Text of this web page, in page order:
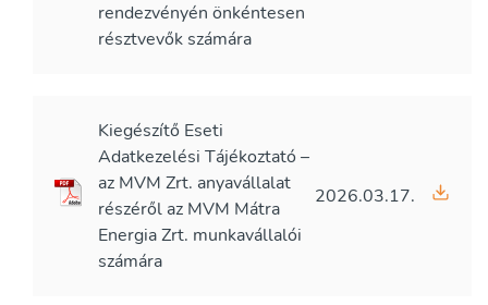
rendezvényén önkéntesen
résztvevők számára
Kiegészítő Eseti
Adatkezelési Tájékoztató –
az MVM Zrt. anyavállalat
részéről az MVM Mátra
Energia Zrt. munkavállalói
számára
2026.03.17.